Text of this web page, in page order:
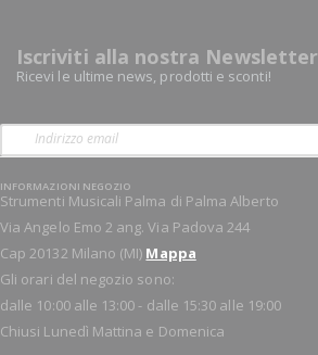
Iscriviti alla nostra Newsletter
Ricevi le ultime news, prodotti e sconti!
INFORMAZIONI NEGOZIO
Strumenti Musicali Palma di Palma Alberto
Via Angelo Emo 2 ang. Via Padova 244
Cap 20132 Milano (MI) Mappa
Gli orari del negozio sono:
dalle 10:00 alle 13:00 - dalle 15:30 alle 19:00
Chiusi Lunedì Mattina e Domenica